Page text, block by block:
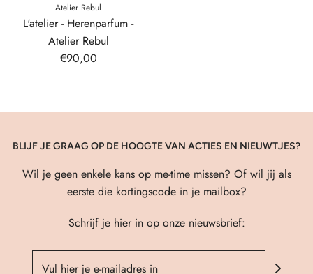
Atelier Rebul
L'atelier - Herenparfum -
Atelier Rebul
€90,00
BLIJF JE GRAAG OP DE HOOGTE VAN ACTIES EN NIEUWTJES?
Wil je geen enkele kans op me-time missen? Of wil jij als
eerste die kortingscode in je mailbox?
Schrijf je hier in op onze nieuwsbrief: